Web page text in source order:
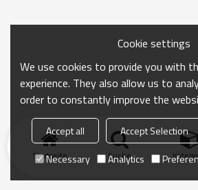
Startseite Suche
Cookie settings
We use cookies to provide you with
experience. They also allow us to
order to constantly improve the
Accept all Accept Selection
Necessary
Analytics